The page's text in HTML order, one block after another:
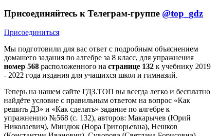
Присоединяйтесь к Телеграм-группе @top_gdz
Присоединиться
Мы подготовили для вас ответ c подробным объяснением
домашего задания по алгебре за 8 класс, для упражнения
номер 568 расположенного на странице 132 к учебнику 2019
- 2022 года издания для учащихся школ и гимназий.
Теперь на нашем сайте ГДЗ.ТОП вы всегда легко и бесплатно
найдёте условие с правильным ответом на вопрос «Как
решить ДЗ» и «Как сделать» задание по алгебре к
упражнению №568 (с. 132), авторов: Макарычев (Юрий
Николаевич), Миндюк (Нора Григорьевна), Нешков